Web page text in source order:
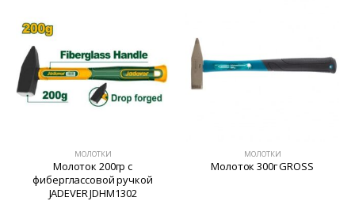
МОЛОТКИ
Молоток 200гр с
фиберглассовой ручкой
JADEVER JDHM1302
МОЛОТКИ
Молоток 300г GROSS